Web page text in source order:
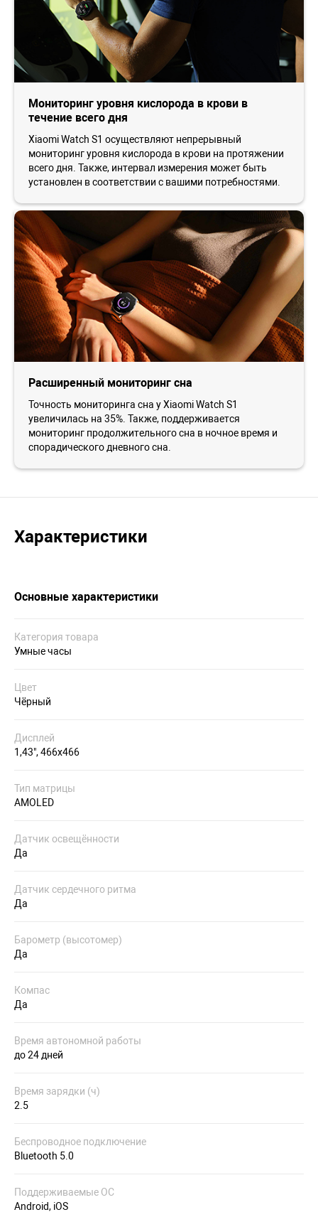
Мониторинг уровня кислорода в крови в
течение всего дня
Xiaomi Watch S1 осуществляют непрерывный
мониторинг уровня кислорода в крови на протяжении
всего дня. Также, интервал измерения может быть
установлен в соответствии с вашими потребностями.
Расширенный мониторинг сна
Точность мониторинга сна у Xiaomi Watch S1
увеличилась на 35%. Также, поддерживается
мониторинг продолжительного сна в ночное время и
спорадического дневного сна.
Характеристики
Основные характеристики
Категория товара
Умные часы
Цвет
Чёрный
Дисплей
1,43", 466x466
Тип матрицы
AMOLED
Датчик освещённости
Да
Датчик сердечного ритма
Да
Барометр (высотомер)
Да
Компас
Да
Время автономной работы
до 24 дней
Время зарядки (ч)
2.5
Беспроводное подключение
Bluetooth 5.0
Поддерживаемые ОС
Android, iOS